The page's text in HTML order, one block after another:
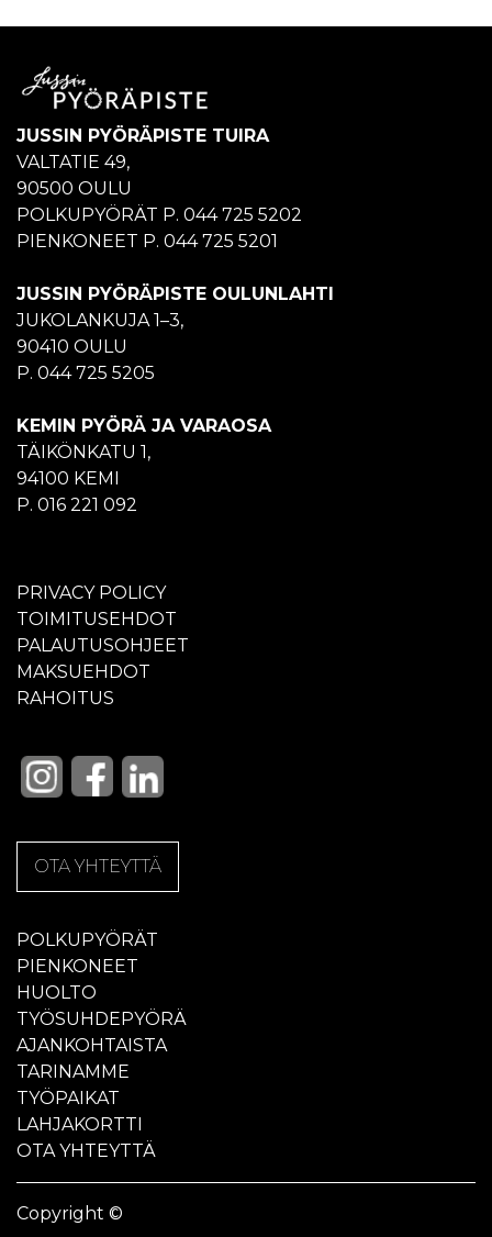
JUSSIN PYÖRÄPISTE TUIRA
VALTATIE 49,
90500 OULU
POLKUPYÖRÄT P. 044 725 5202
PIENKONEET P. 044 725 5201
JUSSIN PYÖRÄPISTE OULUNLAHTI
JUKOLANKUJA 1–3,
90410 OULU
P. 044 725 5205
KEMIN PYÖRÄ JA VARAOSA
TÄIKÖNKATU 1,
94100 KEMI
P. 016 221 092
PRIVACY POLICY
TOIMITUSEHDOT
PALAUTUSOHJEET
MAKSUEHDOT
RAHOITUS
OTA YHTEYTTÄ
POLKUPYÖRÄT
PIENKONEET
HUOLTO
TYÖSUHDEPYÖRÄ
AJANKOHTAISTA
TARINAMME
TYÖPAIKAT
LAHJAKORTTI
OTA YHTEYTTÄ
Copyright ©